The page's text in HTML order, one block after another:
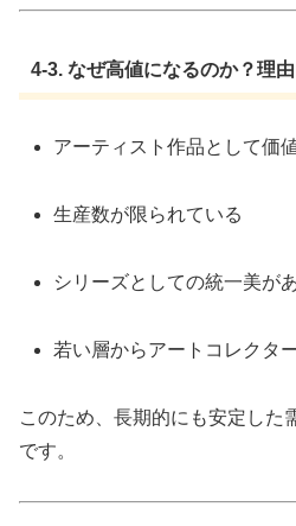
4-3. なぜ高値になるのか？理
アーティスト作品として価
生産数が限られている
シリーズとしての統一美が
若い層からアートコレクタ
このため、長期的にも安定した
です。